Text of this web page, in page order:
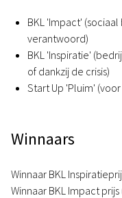
BKL 'Impact'
verantwoord)
BKL 'Inspiratie'
of dankzij de crisis)
Start Up 'Pluim'
Winnaars
Winnaar BKL
Winnaar BKL Impact